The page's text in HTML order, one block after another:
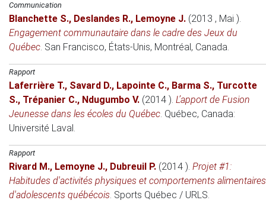
Communication
Blanchette S., Deslandes R., Lemoyne J. (2013 , Mai ).
Engagement communautaire dans le cadre des Jeux du
Québec. San Francisco, États-Unis, Montréal, Canada.
Rapport
Laferrière T., Savard D., Lapointe C., Barma S., Turcotte
S., Trépanier C., Ndugumbo V. (2014 ). L’apport de Fusion
Jeunesse dans les écoles du Québec. Québec, Canada:
Université Laval.
Rapport
Rivard M., Lemoyne J., Dubreuil P. (2014 ). Projet #1:
Habitudes d'activités physiques et comportements alimentaires
d'adolescents québécois. Sports Québec / URLS.